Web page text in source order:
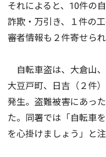
それによると、10件の
詐欺・万引き、１件の
審者情報も２件寄せられ
自転車盗は、大倉山、
大豆戸町、日吉（２件
発生。盗難被害にあっ
た。同署では「自転車
を心掛けましょう」と